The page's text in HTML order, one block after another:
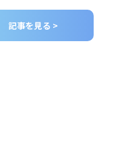
記事を見る >